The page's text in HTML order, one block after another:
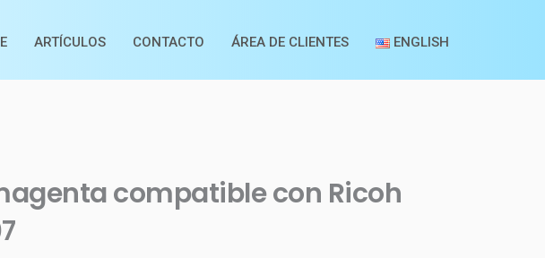
ARTÍCULOS CONTACTO ÁREA DE CLIENTES ENGLISH
compatible con Ricoh